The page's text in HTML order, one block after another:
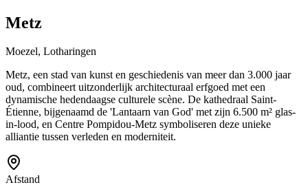
Metz
Moezel, Lotharingen
Metz, een stad van kunst en geschiedenis van meer dan 3.000 jaar
oud, combineert uitzonderlijk architecturaal erfgoed met een
dynamische hedendaagse culturele scène. De kathedraal Saint-
Étienne, bijgenaamd de 'Lantaarn van God' met zijn 6.500 m² glas-
in-lood, en Centre Pompidou-Metz symboliseren deze unieke
alliantie tussen verleden en moderniteit.
Afstand